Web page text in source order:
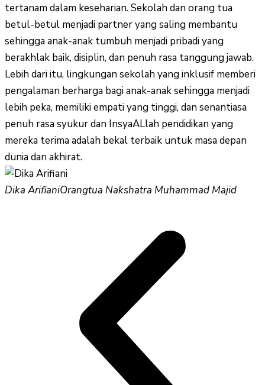
tertanam dalam keseharian. Sekolah dan orang tua
betul-betul menjadi partner yang saling membantu
sehingga anak-anak tumbuh menjadi pribadi yang
berakhlak baik, disiplin, dan penuh rasa tanggung jawab.
Lebih dari itu, lingkungan sekolah yang inklusif memberi
pengalaman berharga bagi anak-anak sehingga menjadi
lebih peka, memiliki empati yang tinggi, dan senantiasa
penuh rasa syukur dan InsyaALlah pendidikan yang
mereka terima adalah bekal terbaik untuk masa depan
dunia dan akhirat.
Dika ArifianiOrangtua Nakshatra Muhammad Majid